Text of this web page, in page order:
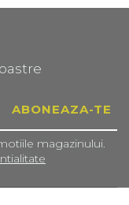
magazinului.